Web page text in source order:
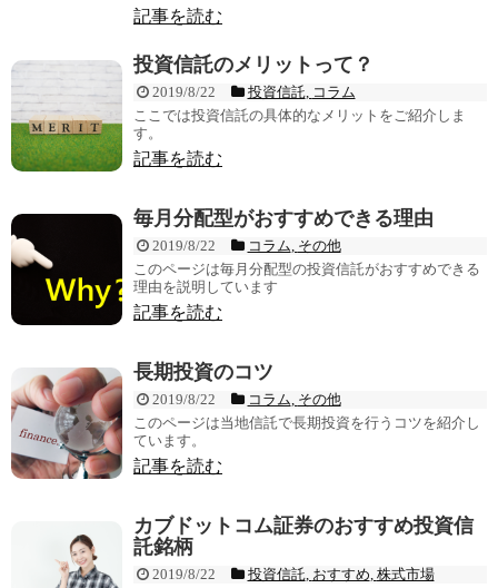
記事を読む
投資信託のメリットって？
2019/8/22 投資信託, コラム
ここでは投資信託の具体的なメリットをご紹介しま
す。
記事を読む
毎月分配型がおすすめできる理由
2019/8/22 コラム, その他
このページは毎月分配型の投資信託がおすすめできる
理由を説明しています
記事を読む
長期投資のコツ
2019/8/22 コラム, その他
このページは当地信託で長期投資を行うコツを紹介し
ています。
記事を読む
カブドットコム証券のおすすめ投資信
託銘柄
2019/8/22 投資信託, おすすめ, 株式市場